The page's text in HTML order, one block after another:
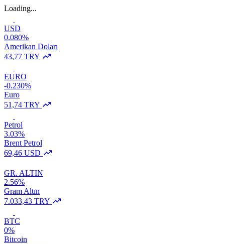
Loading...
USD
0.080%
Amerikan Doları
43,77 TRY
EURO
-0.230%
Euro
51,74 TRY
Petrol
3.03%
Brent Petrol
69,46 USD
GR. ALTIN
2.56%
Gram Altın
7.033,43 TRY
BTC
0%
Bitcoin